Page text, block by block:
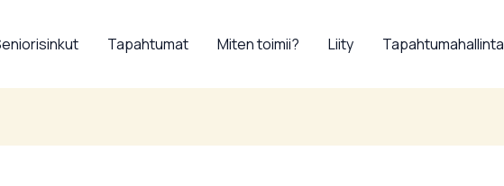
Tapahtumat Miten toimii? Liity Tapahtumahallinta